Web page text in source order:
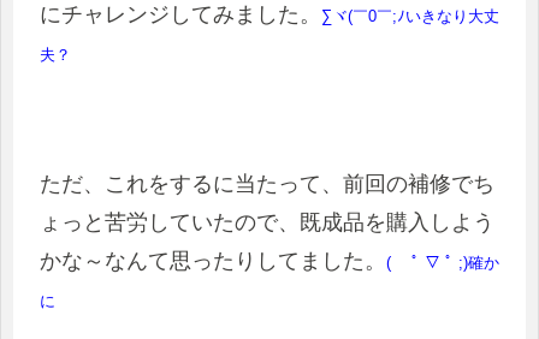
にチャレンジしてみました。
∑ヾ(￣0￣;ﾉいきなり大丈
夫？
ただ、これをするに当たって、前回の補修でち
ょっと苦労していたので、既成品を購入しよう
かな～なんて思ったりしてました。
( ﾟ ▽ ﾟ ;)確か
に